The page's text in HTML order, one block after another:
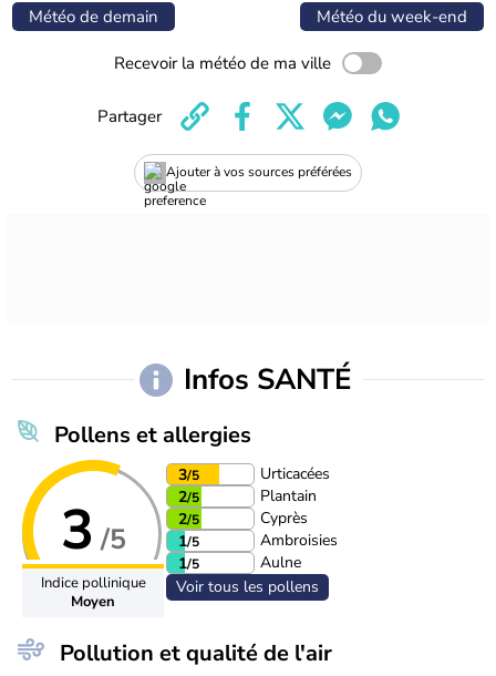
Météo de demain Météo du week-end
Recevoir la météo de ma ville
Ajouter à vos sources préférées
Partager
Infos SANTÉ
Pollens et allergies
3 /5
Indice pollinique
Moyen
3/5
Urticacées
2/5
Plantain
2/5
Cyprès
1/5
Ambroisies
1/5
Aulne
Voir tous les pollens
Pollution et qualité de l'air